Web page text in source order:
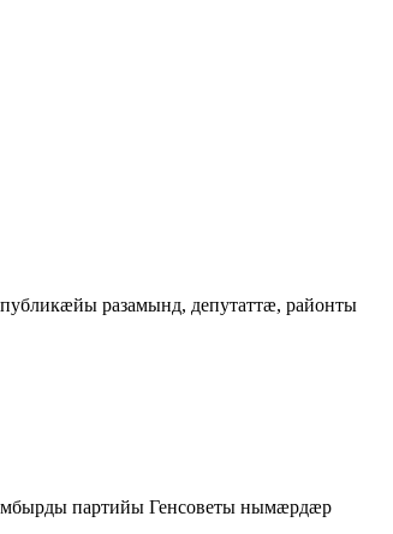
разамынд, депутаттæ, районты
партийы Генсоветы нымæрдæр